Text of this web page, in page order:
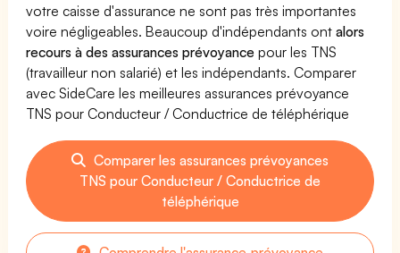
votre caisse d'assurance ne sont pas très importantes
voire négligeables. Beaucoup d'indépendants ontalors
recours à des assurances prévoyance pour les TNS
(travailleur non salarié) et les indépendants. Comparer
avec SideCare les meilleures assurances prévoyance
TNS pour Conducteur / Conductrice de téléphérique
Comparer les assurances prévoyances
TNS pour Conducteur / Conductrice de
téléphérique